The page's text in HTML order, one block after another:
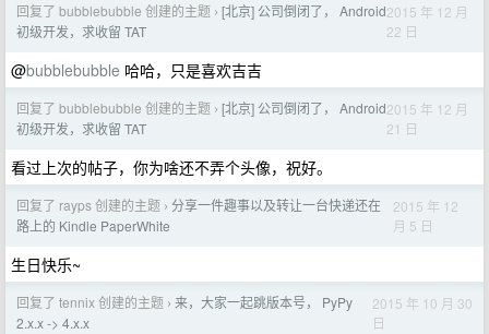
回复了 bubblebubble 创建的主题 › [北京] 公司倒闭了， Android
初级开发，求收留 TAT
2015 年 12 月
22 日
@bubblebubble 哈哈，只是喜欢吉吉
回复了 bubblebubble 创建的主题 › [北京] 公司倒闭了， Android
初级开发，求收留 TAT
2015 年 12 月
21 日
看过上次的帖子，你为啥还不弄个头像，祝好。
回复了 rayps 创建的主题 › 分享一件趣事以及转让一台快递还在
路上的 Kindle PaperWhite
2015 年 12
月 5 日
生日快乐~
回复了 tennix 创建的主题 › 来，大家一起跳版本号， PyPy
2.x.x -> 4.x.x
2015 年 10 月 30
日